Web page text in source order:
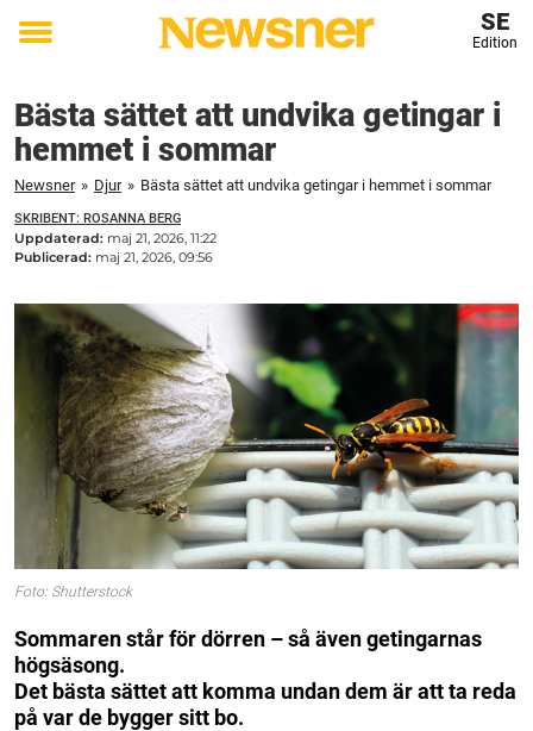
Toggle
SE
Edition
Bästa sättet att undvika getingar i
hemmet i sommar
Newsner » Djur » Bästa sättet att undvika getingar i hemmet i sommar
SKRIBENT: ROSANNA BERG
Uppdaterad: maj 21, 2026, 11:22
Publicerad: maj 21, 2026, 09:56
Foto: Shutterstock
Sommaren står för dörren – så även getingarnas
högsäsong.
Det bästa sättet att komma undan dem är att ta reda
på var de bygger sitt bo.